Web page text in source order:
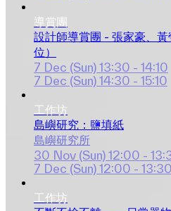
導賞團
設計師導賞團 - 張家豪、黃
位）
7 Dec (Sun) 13:30 - 14:10
7 Dec (Sun) 14:30 - 15:10
工作坊
島嶼研究：鹽填紙
島嶼研究所
30 Nov (Sun) 12:00 -
7 Dec (Sun) 12:00 - 13:30
工作坊